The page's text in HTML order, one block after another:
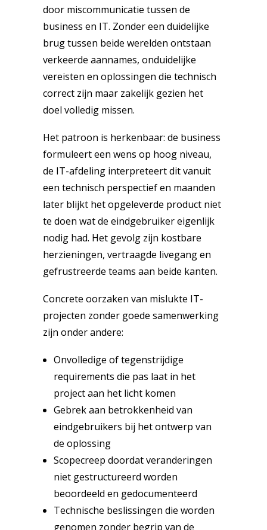
door miscommunicatie tussen de
business en IT. Zonder een duidelijke
brug tussen beide werelden ontstaan
verkeerde aannames, onduidelijke
vereisten en oplossingen die technisch
correct zijn maar zakelijk gezien het
doel volledig missen.
Het patroon is herkenbaar: de business
formuleert een wens op hoog niveau,
de IT-afdeling interpreteert dit vanuit
een technisch perspectief en maanden
later blijkt het opgeleverde product niet
te doen wat de eindgebruiker eigenlijk
nodig had. Het gevolg zijn kostbare
herzieningen, vertraagde livegang en
gefrustreerde teams aan beide kanten.
Concrete oorzaken van mislukte IT-
projecten zonder goede samenwerking
zijn onder andere:
Onvolledige of tegenstrijdige
requirements die pas laat in het
project aan het licht komen
Gebrek aan betrokkenheid van
eindgebruikers bij het ontwerp van
de oplossing
Scopecreep doordat veranderingen
niet gestructureerd worden
beoordeeld en gedocumenteerd
Technische beslissingen die worden
genomen zonder begrip van de